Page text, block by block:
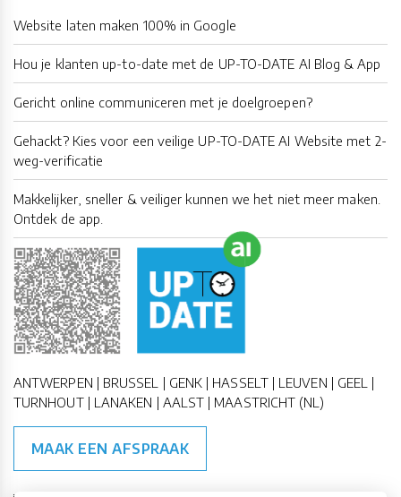
Website laten maken 100% in Google
Hou je klanten up-to-date met de UP-TO-DATE AI Blog & App
Gericht online communiceren met je doelgroepen?
Gehackt? Kies voor een veilige UP-TO-DATE AI Website met 2-
weg-verificatie
Makkelijker, sneller & veiliger kunnen we het niet meer maken.
Ontdek de app.
ANTWERPEN | BRUSSEL | GENK | HASSELT | LEUVEN | GEEL |
TURNHOUT | LANAKEN | AALST | MAASTRICHT (NL)
MAAK EEN AFSPRAAK